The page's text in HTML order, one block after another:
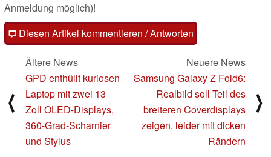
Anmeldung möglich)!
Diesen Artikel kommentieren / Antworten
⟨
Ältere News
GPD enthüllt kuriosen
Laptop mit zwei 13
Zoll OLED-Displays,
360-Grad-Scharnier
und Stylus
Neuere News
Samsung Galaxy Z Fold6:
Realbild soll Teil des
breiteren Coverdisplays
zeigen, leider mit dicken
Rändern
⟩